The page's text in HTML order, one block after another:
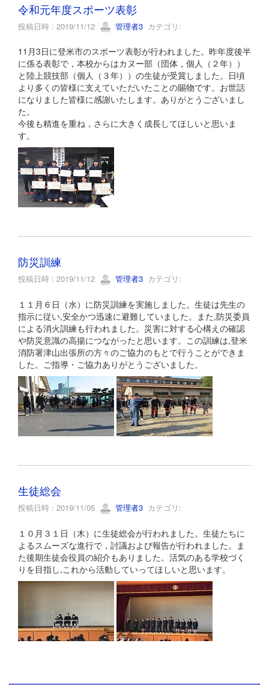
令和元年度スポーツ表彰
投稿日時 : 2019/11/12 管理者3 カテゴリ:
11月3日に登米市のスポーツ表彰が行われました。昨年度後半
に係る表彰で，本校からはカヌー部（団体，個人（２年））
と陸上競技部（個人（３年））の生徒が受賞しました。日頃
より多くの皆様に支えていただいたことの賜物です。お世話
になりました皆様に感謝いたします。ありがとうございまし
た。
今後も精進を重ね，さらに大きく成長してほしいと思いま
す。
防災訓練
投稿日時 : 2019/11/12 管理者3 カテゴリ:
１１月６日（水）に防災訓練を実施しました。生徒は先生の
指示に従い,安全かつ迅速に避難していました。また,防災委員
による消火訓練も行われました。災害に対する心構えの確認
や防災意識の高揚につながったと思います。この訓練は,登米
消防署津山出張所の方々のご協力のもとで行うことができま
した。ご指導・ご協力ありがとうございました。
生徒総会
投稿日時 : 2019/11/05 管理者3 カテゴリ:
１０月３１日（木）に生徒総会が行われました。生徒たちに
よるスムーズな進行で，討議および報告が行われました。ま
た後期生徒会役員の紹介もありました。活気のある学校づく
りを目指し,これから活動していってほしいと思います。